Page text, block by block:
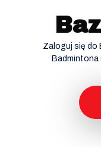
Zaloguj się do
Badmintona